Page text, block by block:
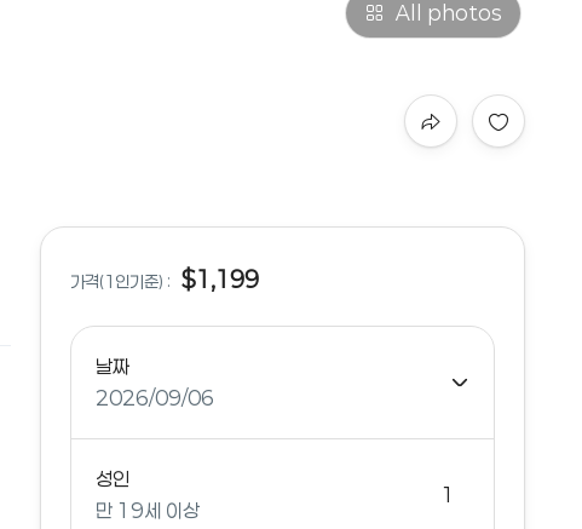
All photos
가격(1인기준) : $1,199
날짜
2026/09/06
성인
만 19세 이상